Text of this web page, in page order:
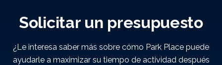
Solicitar un presupuesto
¿Le interesa saber más sobre cómo Park Place puede
ayudarle a maximizar su tiempo de actividad después